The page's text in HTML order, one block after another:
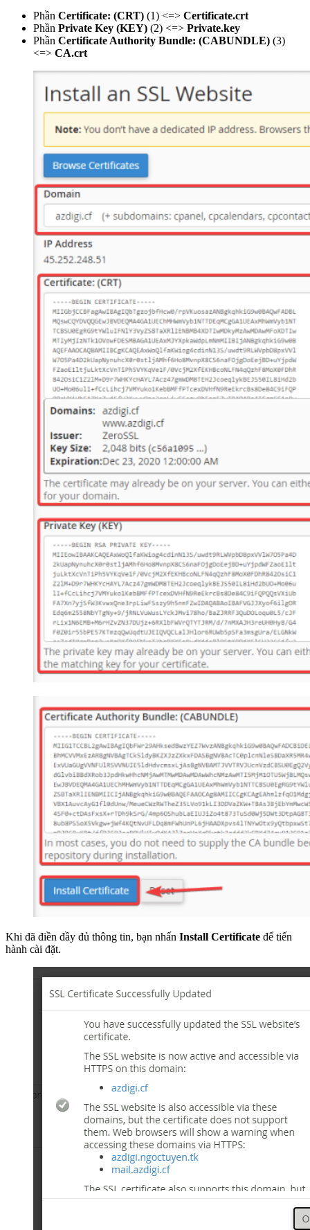
Phần Certificate: (CRT) (1) <=> Certificate.crt
Phần Private Key (KEY) (2) <=> Private.key
Phần Certificate Authority Bundle: (CABUNDLE) (3)
<=> CA.crt
Khi đã điền đầy đủ thông tin, bạn nhấn Install Certificate để tiến
hành cài đặt.